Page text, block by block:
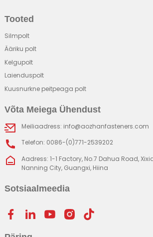
Tooted
Silmpolt
Ääriku polt
Kelgupolt
Laienduspolt
Kuusnurkne peitpeaga polt
Võta Meiega Ühendust
Meiliaadress: info@aozhanfasteners.com
Telefon: 0086-(0)771-2539202
Aadress: 1-1 Factory, No.7 Dahua Road,
Nanning City, Guangxi, Hiina
Sotsiaalmeedia